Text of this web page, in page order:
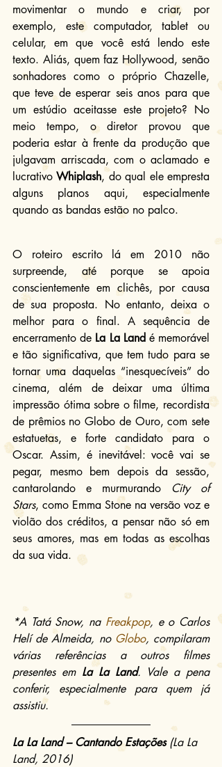
movimentar o mundo e criar, por
exemplo, este computador, tablet ou
celular, em que você está lendo este
texto. Aliás, quem faz Hollywood, senão
sonhadores como o próprio Chazelle,
que teve de esperar seis anos para que
um estúdio aceitasse este projeto? No
meio tempo, o diretor provou que
poderia estar à frente da produção que
julgavam arriscada, com o aclamado e
lucrativo Whiplash, do qual ele empresta
alguns planos aqui, especialmente
quando as bandas estão no palco.
O roteiro escrito lá em 2010 não
surpreende, até porque se apoia
conscientemente em clichês, por causa
de sua proposta. No entanto, deixa o
melhor para o final. A sequência de
encerramento de La La Land é memorável
e tão significativa, que tem tudo para se
tornar uma daquelas “inesquecíveis” do
cinema, além de deixar uma última
impressão ótima sobre o filme, recordista
de prêmios no Globo de Ouro, com sete
estatuetas, e forte candidato para o
Oscar. Assim, é inevitável: você vai se
pegar, mesmo bem depois da sessão,
cantarolando e murmurando City of
Stars, como Emma Stone na versão voz e
violão dos créditos, a pensar não só em
seus amores, mas em todas as escolhas
da sua vida.
*A Tatá Snow, na Freakpop, e o Carlos
Helí de Almeida, no Globo, compilaram
várias referências a outros filmes
presentes em La La Land. Vale a pena
conferir, especialmente para quem já
assistiu.
La La Land – Cantando Estações (La La
Land, 2016)